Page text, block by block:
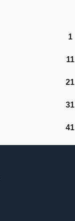
1
11
21
31
41